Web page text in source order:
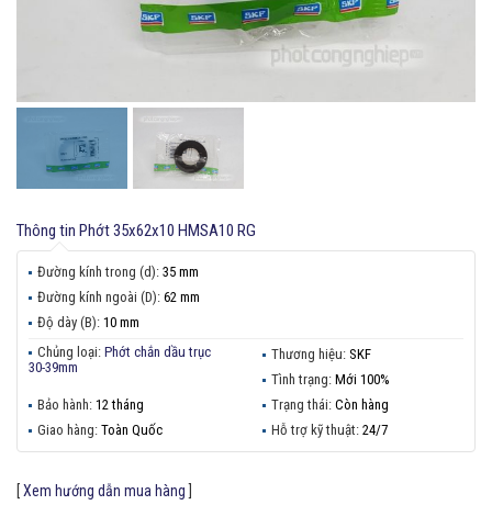
Thông tin Phớt 35x62x10 HMSA10 RG
Đường kính trong (d): 35 mm
Đường kính ngoài (D): 62 mm
Độ dày (B): 10 mm
Chủng loại: Phớt chắn dầu trục
30-39mm
Thương hiệu: SKF
Tình trạng: Mới 100%
Bảo hành: 12 tháng Trạng thái: Còn hàng
Giao hàng: Toàn Quốc Hỗ trợ kỹ thuật: 24/7
[Xem hướng dẫn mua hàng